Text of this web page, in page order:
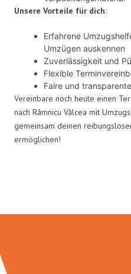
Unsere Vorteile für dich:
Erfahrene
Umzügen auskennen
Zuverlässigkeit und
Flexible
Faire und
Vereinbare noch heute einen
nach Râmnicu Vâlcea mit
gemeinsam deinen
ermöglichen!